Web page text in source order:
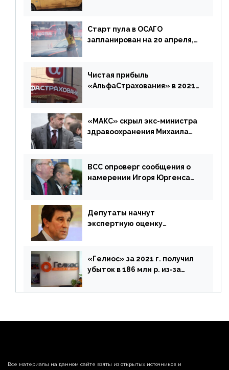
Старт пула в ОСАГО
запланирован на 20 апреля,
дублировать [дополнено]
Чистая прибыль
«АльфаСтрахования» в 2021
«МАКС» скрыл экс-министра
здравоохранения Михаила
ВСС опроверг сообщения о
намерении Игоря Юргенса
Депутаты начнут
экспертную оценку
«Гелиос» за 2021 г. получил
убыток в 186 млн р. из-за
реализации недвижимости
Все материалы на данном сайте взяты из открытых источников и